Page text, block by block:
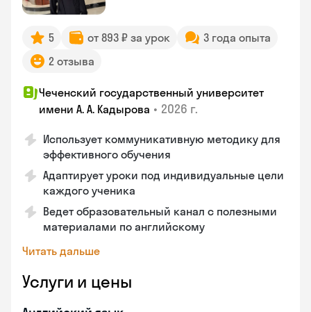
5 от 893 ₽ за урок
3 года опыта
2 отзыва
Чеченский государственный университет
имени А. А. Кадырова • 2026 г.
Использует коммуникативную методику для
эффективного обучения
Адаптирует уроки под индивидуальные цели
каждого ученика
Ведет образовательный канал с полезными
материалами по английскому
Читать дальше
Услуги и цены